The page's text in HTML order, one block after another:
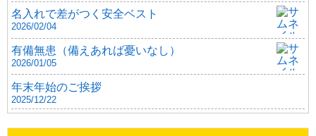
名入れで差がつく安全ベスト
2026/02/04
有備無患（備えあれば憂いなし）
2026/01/05
年末年始のご挨拶
2025/12/22